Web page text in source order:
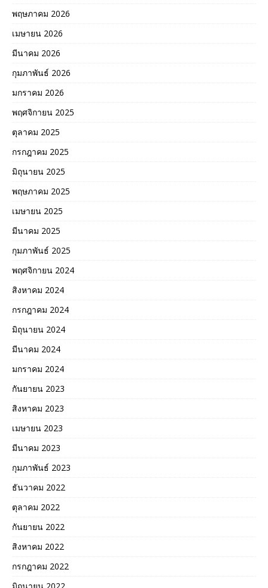
พฤษภาคม 2026
เมษายน 2026
มีนาคม 2026
กุมภาพันธ์ 2026
มกราคม 2026
พฤศจิกายน 2025
ตุลาคม 2025
กรกฎาคม 2025
มิถุนายน 2025
พฤษภาคม 2025
เมษายน 2025
มีนาคม 2025
กุมภาพันธ์ 2025
พฤศจิกายน 2024
สิงหาคม 2024
กรกฎาคม 2024
มิถุนายน 2024
มีนาคม 2024
มกราคม 2024
กันยายน 2023
สิงหาคม 2023
เมษายน 2023
มีนาคม 2023
กุมภาพันธ์ 2023
ธันวาคม 2022
ตุลาคม 2022
กันยายน 2022
สิงหาคม 2022
กรกฎาคม 2022